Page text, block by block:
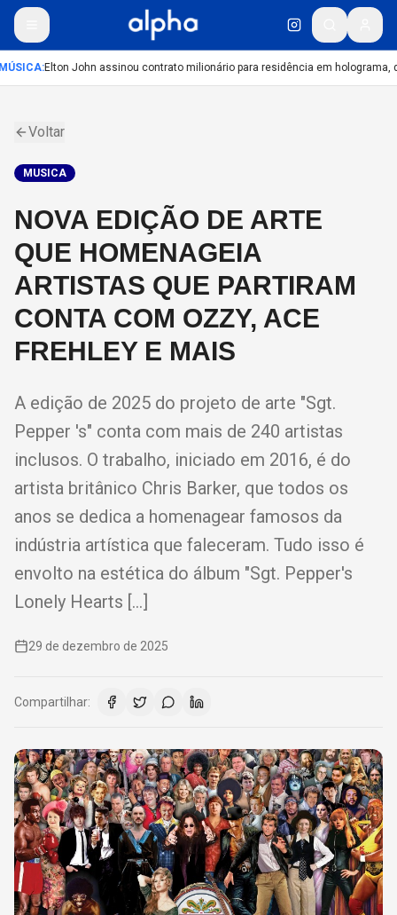
:Elton John assinou contrato milionário para residência em holograma,
Voltar
MUSICA
NOVA EDIÇÃO DE ARTE
QUE HOMENAGEIA
ARTISTAS QUE PARTIRAM
CONTA COM OZZY, ACE
FREHLEY E MAIS
A edição de 2025 do projeto de arte "Sgt.
Pepper 's" conta com mais de 240 artistas
inclusos. O trabalho, iniciado em 2016, é do
artista britânico Chris Barker, que todos os
anos se dedica a homenagear famosos da
indústria artística que faleceram. Tudo isso é
envolto na estética do álbum "Sgt. Pepper's
Lonely Hearts […]
29 de dezembro de 2025
Compartilhar: